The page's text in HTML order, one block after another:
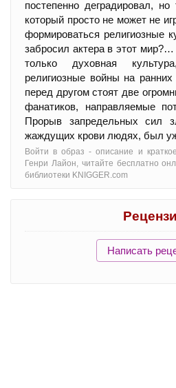
постепенно деградировал, но
который просто не может не
формироваться религиозные
забросил актера в этот
только духовная
религиозные войны на
перед другом стоят две
фанатиков, направляемые
Прорыв запредельных сил
жаждущих крови людях, был
Войти в образ - oписание и
Генри Лайон, читайте бесплатно
библиотеки KNIGGER.com
Написать